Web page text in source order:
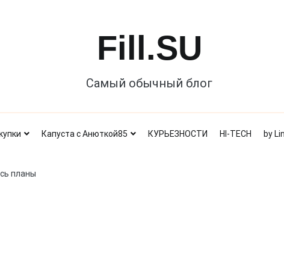
Fill.SU
Самый обычный блог
Капуста с Анюткой85 КУРЬЕЗНОСТИ HI-TECH by
планы